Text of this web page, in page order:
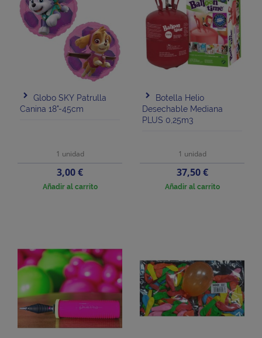
Globo SKY Patrulla
Canina 18"-45cm
1 unidad
Precio
3,00 €
Añadir al carrito
Botella Helio
Desechable Mediana
PLUS 0,25m3
1 unidad
Precio
37,50 €
Añadir al carrito